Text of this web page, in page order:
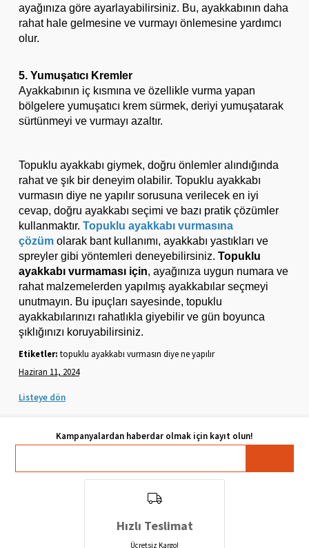
ayağınıza göre ayarlayabilirsiniz. Bu, ayakkabının daha
rahat hale gelmesine ve vurmayı önlemesine yardımcı
olur.
5. Yumuşatıcı Kremler
Ayakkabının iç kısmına ve özellikle vurma yapan
bölgelere yumuşatıcı krem sürmek, deriyi yumuşatarak
sürtünmeyi ve vurmayı azaltır.
Topuklu ayakkabı giymek, doğru önlemler alındığında
rahat ve şık bir deneyim olabilir. Topuklu ayakkabı
vurmasın diye ne yapılır sorusuna verilecek en iyi
cevap, doğru ayakkabı seçimi ve bazı pratik çözümler
kullanmaktır. Topuklu ayakkabı vurmasına
çözümolarak bant kullanımı, ayakkabı yastıkları ve
spreyler gibi yöntemleri deneyebilirsiniz. Topuklu
ayakkabı vurmaması için, ayağınıza uygun numara ve
rahat malzemelerden yapılmış ayakkabılar seçmeyi
unutmayın. Bu ipuçları sayesinde, topuklu
ayakkabılarınızı rahatlıkla giyebilir ve gün boyunca
şıklığınızı koruyabilirsiniz.
Etiketler: topuklu ayakkabı vurmasın diye ne yapılır
Haziran 11, 2024
Listeye dön
Hızlı Teslimat
Ücretsiz Kargo!